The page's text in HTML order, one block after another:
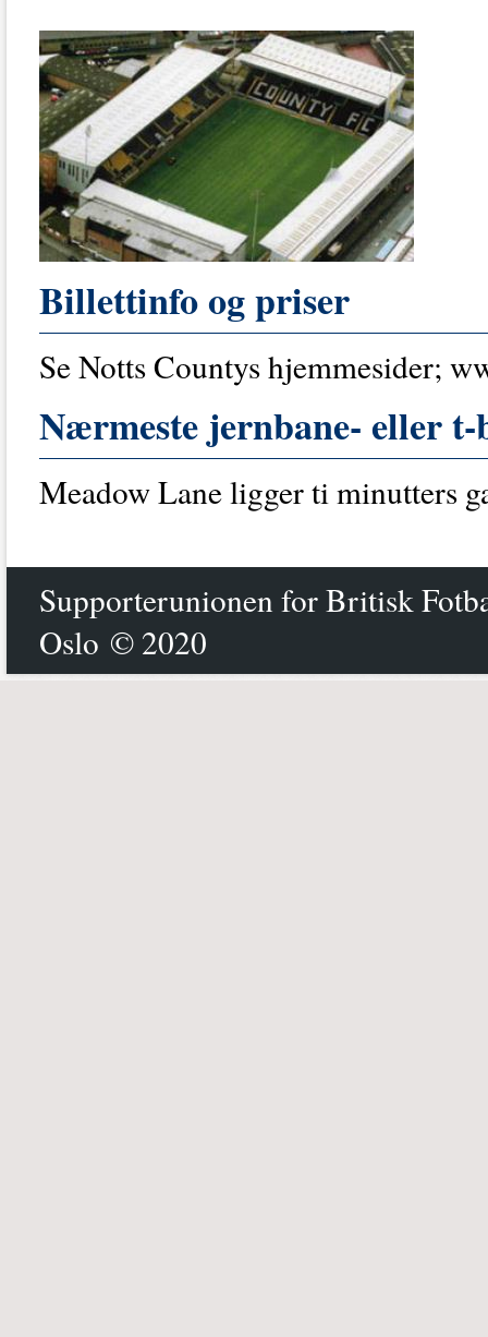
Billettinfo og priser
Se Notts Countys hjemmesider;
Nærmeste jernbane- eller t-
Meadow Lane ligger ti minutters
Supporterunionen for Britisk
Oslo © 2020